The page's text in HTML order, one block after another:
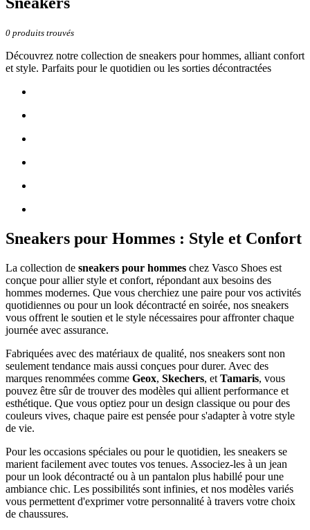
0 produits trouvés
Découvrez notre collection de sneakers pour hommes, alliant confort
et style. Parfaits pour le quotidien ou les sorties décontractées
Sneakers pour Hommes : Style et Confort
La collection de sneakers pour hommes chez Vasco Shoes est
conçue pour allier style et confort, répondant aux besoins des
hommes modernes. Que vous cherchiez une paire pour vos activités
quotidiennes ou pour un look décontracté en soirée, nos sneakers
vous offrent le soutien et le style nécessaires pour affronter chaque
journée avec assurance.
Fabriquées avec des matériaux de qualité, nos sneakers sont non
seulement tendance mais aussi conçues pour durer. Avec des
marques renommées comme Geox, Skechers, et Tamaris, vous
pouvez être sûr de trouver des modèles qui allient performance et
esthétique. Que vous optiez pour un design classique ou pour des
couleurs vives, chaque paire est pensée pour s'adapter à votre style
de vie.
Pour les occasions spéciales ou pour le quotidien, les sneakers se
marient facilement avec toutes vos tenues. Associez-les à un jean
pour un look décontracté ou à un pantalon plus habillé pour une
ambiance chic. Les possibilités sont infinies, et nos modèles variés
vous permettent d'exprimer votre personnalité à travers votre choix
de chaussures.